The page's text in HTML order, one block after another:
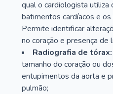
qual o cardiologista
batimentos cardíacos e
Permite identificar
no coração e presença de
Radiografia de tórax:
tamanho do coração ou
entupimentos da aorta e
pulmão;